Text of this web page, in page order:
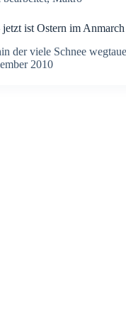
ist Ostern im Anmarch
der viele Schnee
2010